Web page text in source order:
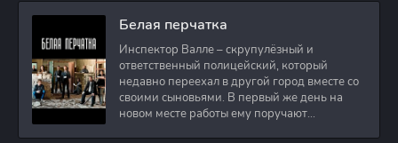
Белая перчатка
Инспектор Валле – скрупулёзный и
ответственный полицейский, который
недавно переехал в другой город вместе со
своими сыновьями. В первый же день на
новом месте работы ему поручают